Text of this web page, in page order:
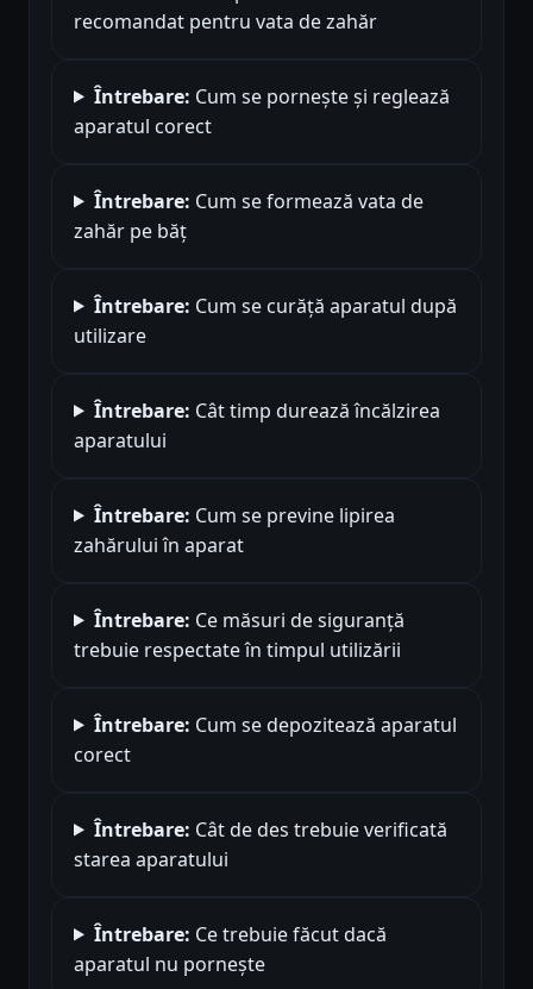
recomandat pentru vata de zahăr
Întrebare: Cum se pornește și reglează
aparatul corect
Întrebare: Cum se formează vata de
zahăr pe băț
Întrebare: Cum se curăță aparatul după
utilizare
Întrebare: Cât timp durează încălzirea
aparatului
Întrebare: Cum se previne lipirea
zahărului în aparat
Întrebare: Ce măsuri de siguranță
trebuie respectate în timpul utilizării
Întrebare: Cum se depozitează aparatul
corect
Întrebare: Cât de des trebuie verificată
starea aparatului
Întrebare: Ce trebuie făcut dacă
aparatul nu pornește